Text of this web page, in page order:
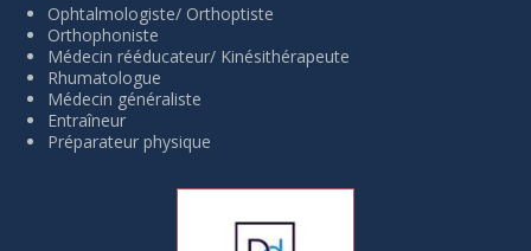
Ophtalmologiste/ Orthoptiste
Orthophoniste
Médecin rééducateur/ Kinésithérapeute
Rhumatologue
Médecin généraliste
Entraîneur
Préparateur physique